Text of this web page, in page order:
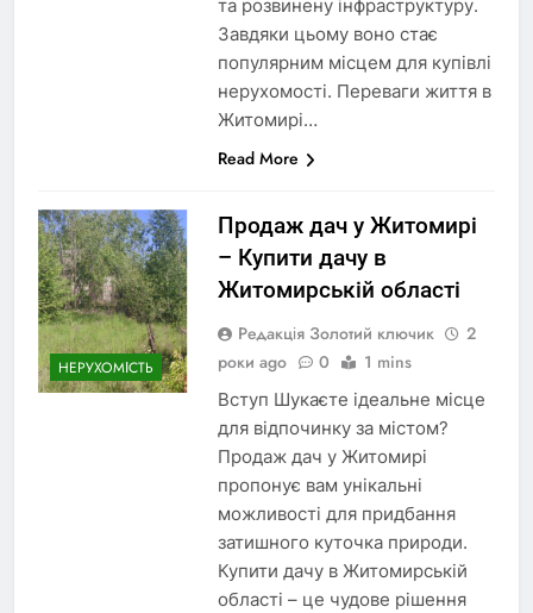
та розвинену інфраструктуру.
Завдяки цьому воно стає
популярним місцем для купівлі
нерухомості. Переваги життя в
Житомирі…
Read More
НЕРУХОМІСТЬ
Продаж дач у Житомирі
– Купити дачу в
Житомирській області
Редакція Золотий ключик
2
роки ago
0 1 mins
Вступ Шукаєте ідеальне місце
для відпочинку за містом?
Продаж дач у Житомирі
пропонує вам унікальні
можливості для придбання
затишного куточка природи.
Купити дачу в Житомирській
області – це чудове рішення